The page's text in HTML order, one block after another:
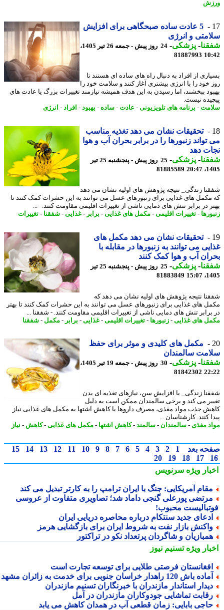
5 عادت ساده صبحگاهی برای افزایش
و انرژی
-پزشکی-
24 روز پیش - جمعه 26 تیر 1405،
81887993
از افراد به دنبال راه های ساده ای هستند تا
خود را با انرژی بیشتری آغاز کنند و سلامت خود را
ببخشند، اما رسیدن به این هدف همیشه نیازمند تغییرات بزرگ یا عادت های
نیست.
-برنامه های تلویزیونی-عادت-ساده-بهبود-افراد - انرژی
تحقیقات نشان می دهد تغذیه مناسب
زنبورها را در برابر بحران آب و هوا
دهد
-پزشکی-
25 روز پیش - پنجشنبه 25 تیر
81885589
زندگی_ نتیجه پژوهش های اولیه نشان می دهد
های غذایی برای زنبورهای عسل می توانند به این حشرات کمک کنند تا
در برابر تنش های دمایی ناشی از تغییرات اقلیمی مقاومت کنند. ...
- تغییرات اقلیمی-مکمل های غذایی- برابر- غذایی- شفقنا-تغییرات
تحقیقات نشان می دهد مکمل های
می توانند به زنبورها در مقابله با
آب و هوا کمک کنند
-پزشکی-
25 روز پیش - پنجشنبه 25 تیر
81883849
نتیجه پژوهش های اولیه نشان می دهد که
های غذایی برای زنبورهای عسل می توانند به این حشرات کمک کنند تا بهتر
تنش های دمایی ناشی از تغییرات اقلیمی مقاومت کنند. - شفقنا ...
های غذایی- زنبورها- تغییرات اقلیمی-غذایی- برابر- مکمل-شفقنا
مکمل های کلیدی و موثر برای حفظ
سالمندان
-پزشکی-
30 روز پیش - جمعه 19 تیر 1405،
81842302
زندگی_ با افزایش سن، نیازهای تغذیه ای بدن
می کند و برخی سالمندان ممکن است به دلیل
جذب مواد مغذی، مصرف داروها یا کاهش اشتها به مکمل های غذایی نیاز
کنند. کارشناسان ...
مغذی-سالمندان- سالمند-کاهش اشتها-مکمل های غذایی- کاهش-نیاز
بعد 1
2
3
4
5
6
7
8
9
10
11
12
13
14
15
17
18
19
20
ویژهسرنویس
آمریکایی: جنگ با ایران ترامپ را به کارتر تبدیل می کند
پورعلی گنجی داماد شد؛ تصاویری متفاوت از عروسی
محبوب!
جدید سنتکام درباره محاصره دریایی ایران
بازار نفت به شروط ایران برای بازگشایی هرمز
و شاگردان پرتعداد نکو در تراکتور
ویژهتسنیم نیوز
فرصتی طلایی برای توسعه تجارت است
باش 120 راهدار خراسان جنوبی برای خدمت به زائران مشهد
استاندار مازندران با خبرنگاران تسنیم مازندران
تماشایی جودوکاران مازندران در آمل
بابایی: زمان قطعی آب در همدان کاهش می یابد